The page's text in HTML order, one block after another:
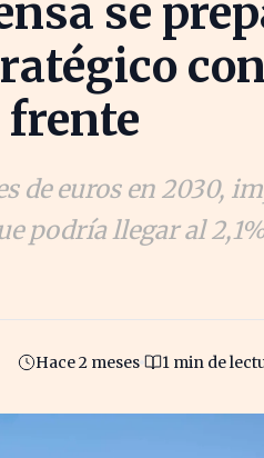
se
con
de euros en 2030,
podría llegar al
Hace 2 meses 1 min de